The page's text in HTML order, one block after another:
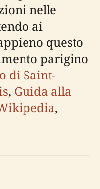
nelle
ai
questo
parigino
di Saint-
, Guida alla
,